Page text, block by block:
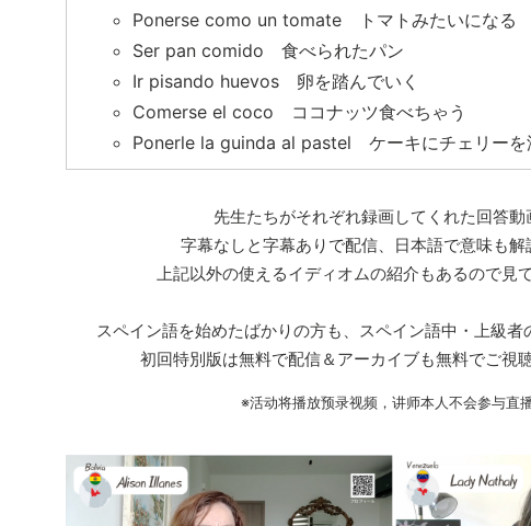
Ponerse como un tomate トマトみたいになる
Ser pan comido 食べられたパン
Ir pisando huevos 卵を踏んでいく
Comerse el coco ココナッツ食べちゃう
Ponerle la guinda al pastel ケーキにチェリーを
先生たちがそれぞれ録画してくれた回答動
字幕なしと字幕ありで配信、日本語で意味も解
上記以外の使えるイディオムの紹介もあるので見
スペイン語を始めたばかりの方も、スペイン語中・上級者
初回特別版は無料で配信＆アーカイブも無料でご視
※活动将播放预录视频，讲师本人不会参与直播